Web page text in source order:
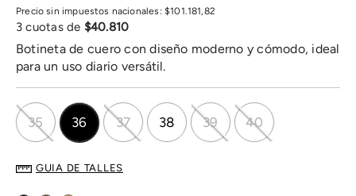
Precio sin impuestos nacionales: $101.181,82
3 cuotas de $40.810
Botineta de cuero con diseño moderno y cómodo, ideal
para un uso diario versátil.
35 36 37 38 39 40
GUIA DE TALLES